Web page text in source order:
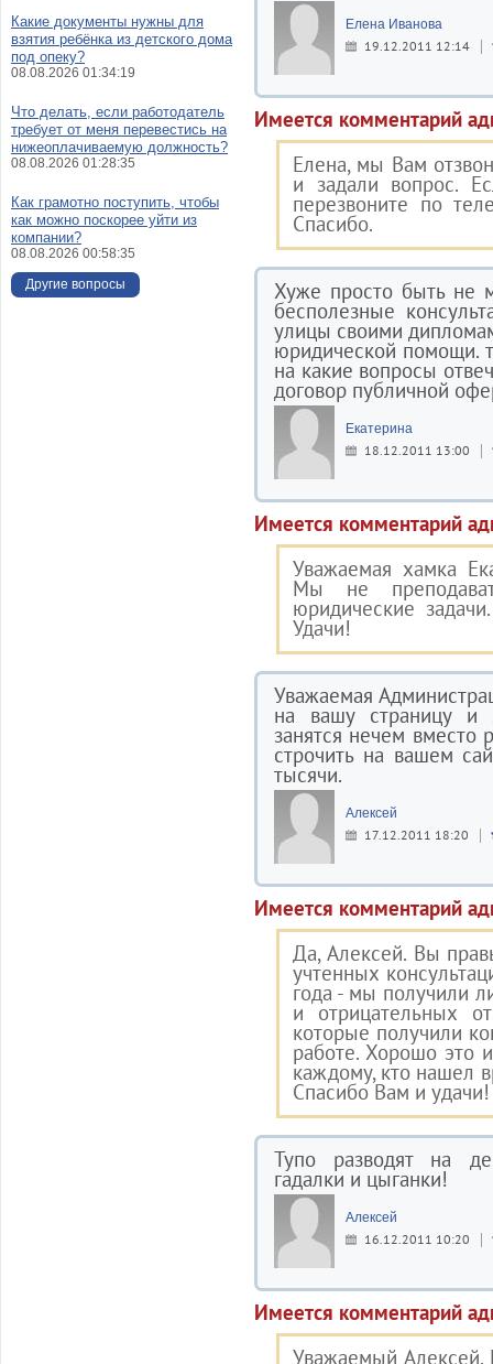
Елена Иванова
19.12.2011 12:14
Имеется комментарий
Елена, мы Вам
и задали вопрос.
перезвоните по
Спасибо.
Хуже просто быть не
бесполезные
улицы своими
юридической помощи.
на какие вопросы
договор публичной
Екатерина
18.12.2011 13:00
Имеется комментарий
Уважаемая хамка
Мы не
юридические
Удачи!
Уважаемая
на вашу страницу и
занятся нечем вместо
строчить на вашем
тысячи.
Алексей
17.12.2011 18:20
Имеется комментарий
Да, Алексей. Вы
учтенных
года - мы получили
и отрицательных
которые получили
работе. Хорошо это
каждому, кто нашел
Спасибо Вам и удачи!
Тупо разводят на
гадалки и цыганки!
Алексей
16.12.2011 10:20
Имеется комментарий
Уважаемый
Какие документы нужны для
взятия ребёнка из детского дома
под опеку?
08.08.2026 01:34:19
Что делать, если работодатель
требует от меня перевестись на
нижеоплачиваемую должность?
08.08.2026 01:28:35
Как грамотно поступить, чтобы
как можно поскорее уйти из
компании?
08.08.2026 00:58:35
Другие вопросы